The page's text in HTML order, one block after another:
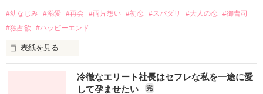
#幼なじみ #溺愛 #再会 #両片想い #初恋 #スパダリ #大人の恋 #御曹司
#独占欲
#ハッピーエンド
表紙を見る
冷徹なエリート社長はセフレな私を一途に愛
して孕ませたい
完